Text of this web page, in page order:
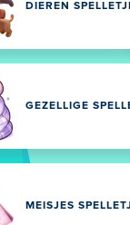
DIEREN
GEZELLIGE
MEISJES